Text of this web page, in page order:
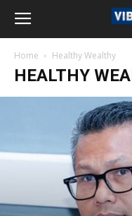
Home Healthy Wealthy
HEALTHY